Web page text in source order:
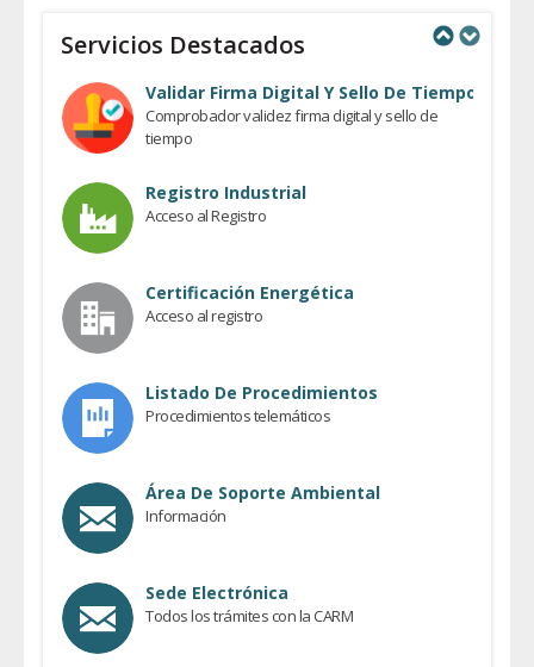
Servicios Destacados
Validar Firma Digital Y Sello De Tiempo
Comprobador validez firma digital y sello de
tiempo
Registro Industrial
Acceso al Registro
Certificación Energética
Acceso al registro
Listado De Procedimientos
Procedimientos telemáticos
Área De Soporte Ambiental
Información
Sede Electrónica
Todos los trámites con la CARM
Previous